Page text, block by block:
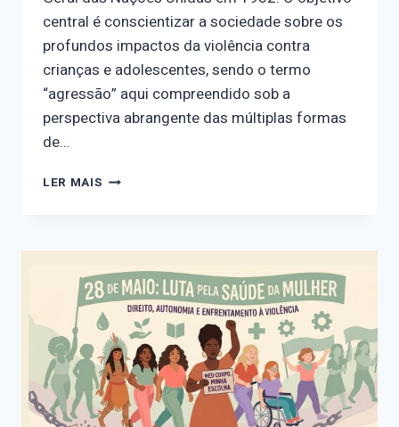
central é conscientizar a sociedade sobre os
profundos impactos da violência contra
crianças e adolescentes, sendo o termo
“agressão” aqui compreendido sob a
perspectiva abrangente das múltiplas formas
de…
LER MAIS CALENDÁRIO
DIA
INTERNACIONAL
DAS
CRIANÇAS
VÍTIMAS
DE
AGRESSÃO